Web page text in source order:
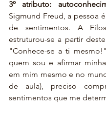
3º atributo:
Sigmund Freud, a pessoa
de sentimentos. A
estruturou-se a partir
"Conhece-se a ti
quem sou e afirmar
em mim mesmo e no
de aula), preciso
sentimentos que me